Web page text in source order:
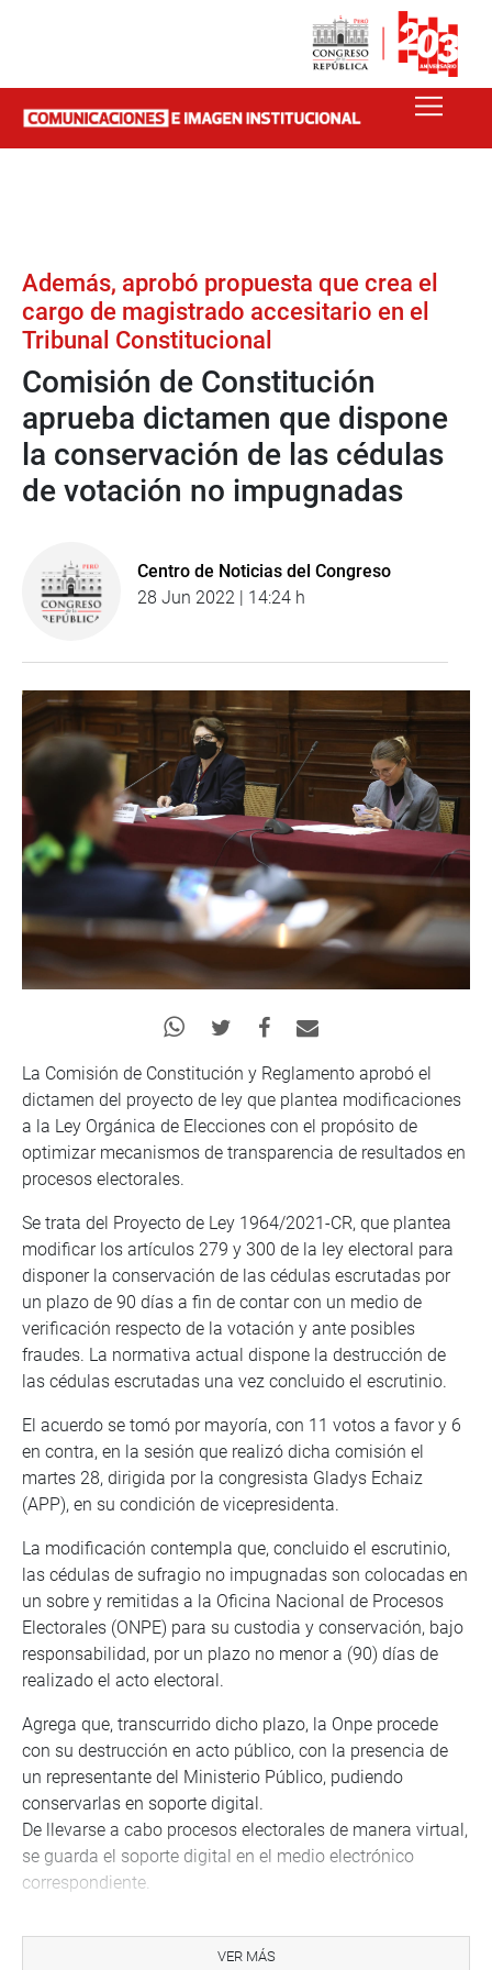
Además, aprobó propuesta que crea el
cargo de magistrado accesitario en el
Tribunal Constitucional
Comisión de Constitución
aprueba dictamen que dispone
la conservación de las cédulas
de votación no impugnadas
Centro de Noticias del Congreso
28 Jun 2022 | 14:24 h
La Comisión de Constitución y Reglamento aprobó el
dictamen del proyecto de ley que plantea modificaciones
a la Ley Orgánica de Elecciones con el propósito de
optimizar mecanismos de transparencia de resultados en
procesos electorales.
Se trata del Proyecto de Ley 1964/2021-CR, que plantea
modificar los artículos 279 y 300 de la ley electoral para
disponer la conservación de las cédulas escrutadas por
un plazo de 90 días a fin de contar con un medio de
verificación respecto de la votación y ante posibles
fraudes. La normativa actual dispone la destrucción de
las cédulas escrutadas una vez concluido el escrutinio.
El acuerdo se tomó por mayoría, con 11 votos a favor y 6
en contra, en la sesión que realizó dicha comisión el
martes 28, dirigida por la congresista Gladys Echaiz
(APP), en su condición de vicepresidenta.
La modificación contempla que, concluido el escrutinio,
las cédulas de sufragio no impugnadas son colocadas en
un sobre y remitidas a la Oficina Nacional de Procesos
Electorales (ONPE) para su custodia y conservación, bajo
responsabilidad, por un plazo no menor a (90) días de
realizado el acto electoral.
Agrega que, transcurrido dicho plazo, la Onpe procede
con su destrucción en acto público, con la presencia de
un representante del Ministerio Público, pudiendo
conservarlas en soporte digital.
De llevarse a cabo procesos electorales de manera virtual,
se guarda el soporte digital en el medio electrónico
correspondiente.
contar con un mecanismo tuitivo adecuado para
VER MÁS